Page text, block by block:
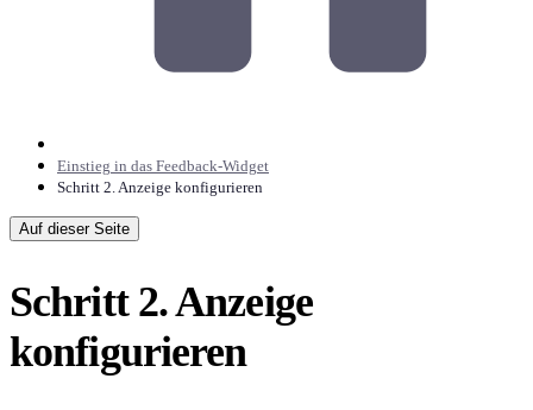
Einstieg in das Feedback-Widget
Schritt 2. Anzeige konfigurieren
Auf dieser Seite
Schritt 2. Anzeige
konfigurieren